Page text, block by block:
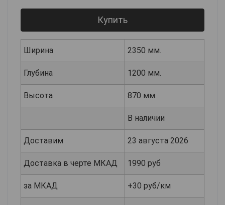
Купить
Ширина 2350 мм.
Глубина 1200 мм.
Высота 870 мм.
В наличии
Доставим 23 августа 2026
Доставка в черте МКАД 1990 руб
за МКАД +30 руб/км